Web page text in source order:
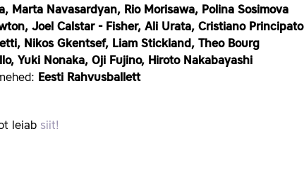
Marta Navasardyan, Rio Morisawa, Polina Sosimova
Joel Calstar - Fisher, Ali Urata, Cristiano Principato
Nikos Gkentsef, Liam Stickland, Theo Bourg
Yuki Nonaka, Oji Fujino, Hiroto Nakabayashi
Eesti Rahvusballett
leiab siit!